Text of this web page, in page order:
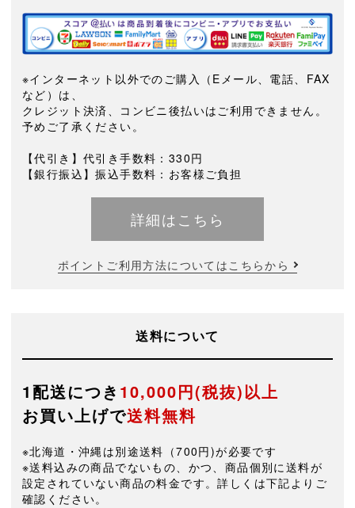
※インターネット以外でのご購入（Eメール、電話、FAX
など）は、
クレジット決済、コンビニ後払いはご利用できません。
予めご了承ください。
【代引き】代引き手数料：330円
【銀行振込】振込手数料：お客様ご負担
詳細はこちら
ポイントご利用方法についてはこちらから
送料について
1配送につき 10,000円(税抜)以上
お買い上げで送料無料
※北海道・沖縄は別途送料（700円)が必要です
※送料込みの商品でないもの、かつ、商品個別に送料が
設定されていない商品の料金です。詳しくは下記よりご
確認ください。